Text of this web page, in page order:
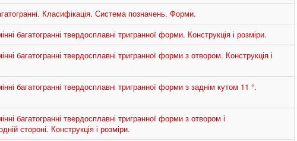
Класифікація. Система позначень. Форми.
багатогранні твердосплавні тригранної форми. Конструкція і розміри.
багатогранні твердосплавні тригранної форми з отвором. Конструкція і
багатогранні твердосплавні тригранної форми з заднім кутом 11 °.
багатогранні твердосплавні тригранної форми з отвором і
стороні. Конструкція і розміри.